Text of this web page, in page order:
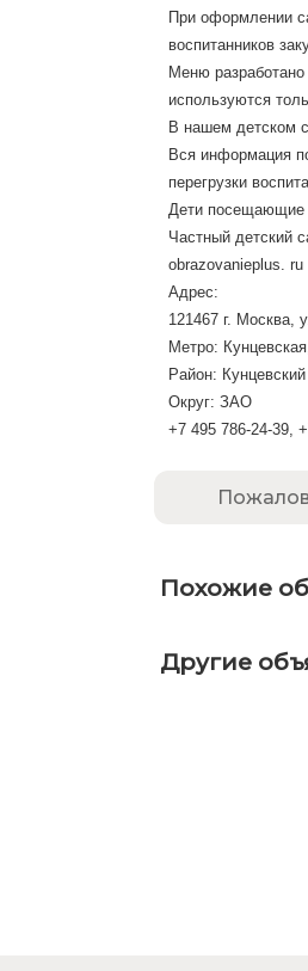
При оформлении
воспитанников
Меню разработано
используются
В нашем детском
Вся информация
перегрузки
Дети посещающие
Частный детский
obrazovanieplus. ru
Адрес:
121467 г. Москва,
Метро:
Район: Кунцевский
Округ: ЗАО
+7 495 786-24-39,
Похожие
Другие